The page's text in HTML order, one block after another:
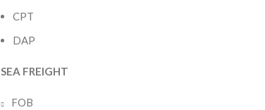
CPT
DAP
SEA FREIGHT
FOB